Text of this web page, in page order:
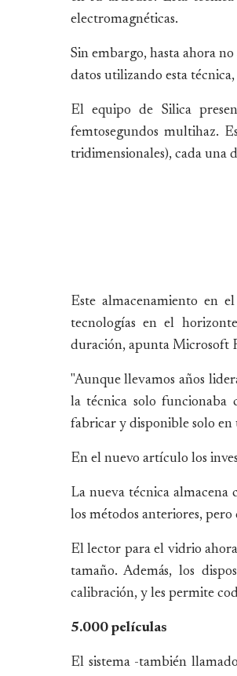
electromagnéticas.
Sin embargo, hasta ahora
datos utilizando esta
El equipo de Silica
femtosegundos multihaz.
tridimensionales), cada una
Este almacenamiento en
tecnologías en el
duración, apunta Microsoft
"Aunque llevamos años
la técnica solo
fabricar y disponible solo en
En el nuevo artículo los
La nueva técnica almacena
los métodos anteriores,
El lector para el vidrio
tamaño. Además, los
calibración, y les permite
5.000 películas
El sistema -también